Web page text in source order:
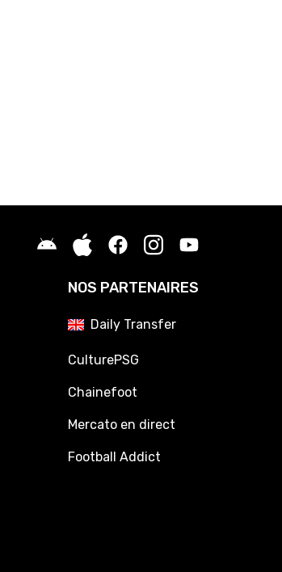
NOS PARTENAIRES
Daily Transfer
CulturePSG
Chainefoot
Mercato en direct
Football Addict